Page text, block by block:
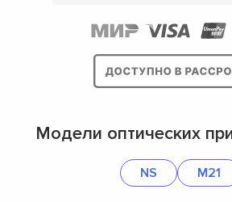
Модели оптических
NS M21